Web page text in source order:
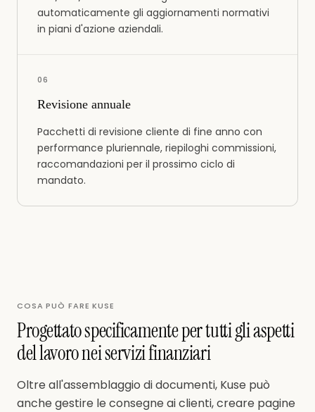
automaticamente gli aggiornamenti normativi
in ​​piani d'azione aziendali.
06
Revisione annuale
Pacchetti di revisione cliente di fine anno con
performance pluriennale, riepiloghi commissioni,
raccomandazioni per il prossimo ciclo di
mandato.
COSA PUÒ FARE KUSE
Progettato specificamente per tutti gli aspetti
del lavoro nei servizi finanziari
Oltre all'assemblaggio di documenti, Kuse può
anche gestire le consegne ai clienti, creare pagine